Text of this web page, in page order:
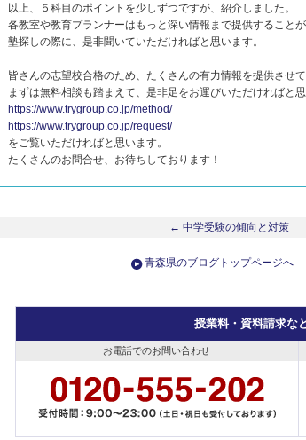
以上、５科目のポイントを少しずつですが、紹介しました。
各教室や教育プランナーはもっと深い情報まで提供することが
塾探しの際に、是非聞いていただければと思います。
皆さんの志望校合格のため、たくさんの有力情報を提供させて
まずは無料相談も踏まえて、是非足をお運びいただければと思
https://www.trygroup.co.jp/method/
https://www.trygroup.co.jp/request/
をご覧いただければと思います。
たくさんのお問合せ、お待ちしております！
← 中学受験の傾向と対策
青森県のブログトップページへ
授業料・資料請求な
お電話でのお問い合わせ